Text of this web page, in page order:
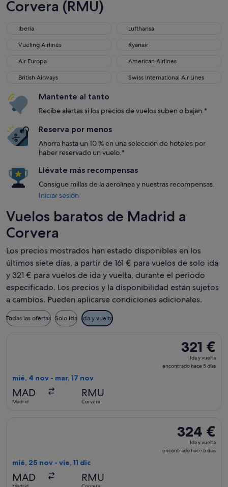
Corvera (RMU)
Iberia
Iberia Lufthansa
Lufthansa
Vueling Airlines
Vueling Airlines Ryanair
Ryanair
Air Europa
Air Europa American Airlines
American Airlines
British Airways
British Airways Swiss International Air Lines
Swiss International Air Lines
Mantente al tanto
Recibe alertas si los precios de vuelos suben o bajan.*
Reserva por menos
Ahorra hasta un 10 % en una selección de hoteles por
haber reservado un vuelo.*
Llévate más recompensas
Consigue millas de la aerolínea y nuestras recompensas.
Iniciar sesión
Vuelos baratos de Madrid a
Corvera
Los precios mostrados han estado disponibles en los
últimos siete días, a partir de 161 € para vuelos de solo ida
y 321 € para vuelos de ida y vuelta, durante el periodo
especificado. Los precios y la disponibilidad están sujetos
a cambios. Pueden aplicarse condiciones adicionales.
Todas las ofertas Solo ida Ida y vuelta
321 €
Ida
y
321 €
Ida y vuelta
encontrado hace 5 días
mié, 4 nov - mar, 17 nov
MAD
Madrid
RMU
Corvera
324 €
Ida
y
324 €
Ida y vuelta
encontrado hace 5 días
mié, 25 nov - vie, 11 dic
MAD RMU